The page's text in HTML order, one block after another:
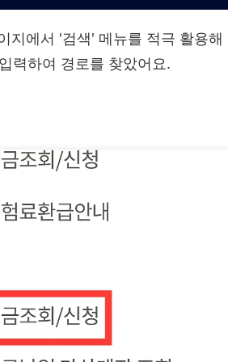
지에서 '검색' 메뉴를 적극 활용해
력하여 경로를 찾았어요.